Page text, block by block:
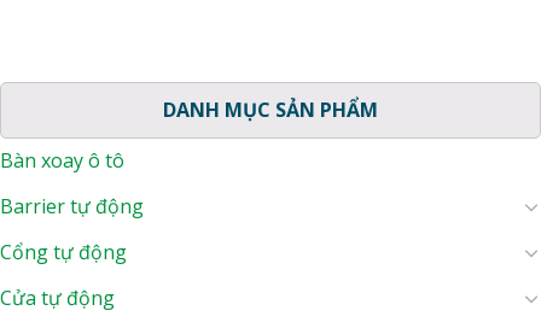
DANH MỤC SẢN PHẨM
Bàn xoay ô tô
Barrier tự động
Cổng tự động
Cửa tự động